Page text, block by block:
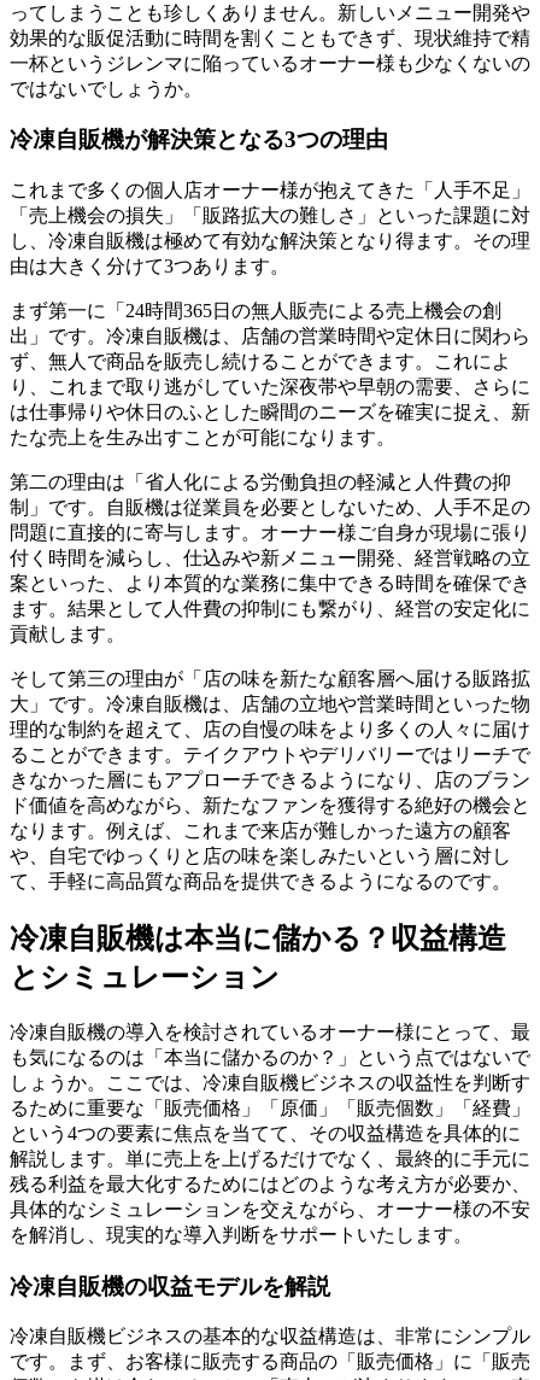
ってしまうことも珍しくありません。新しいメニュー開発や
効果的な販促活動に時間を割くこともできず、現状維持で精
一杯というジレンマに陥っているオーナー様も少なくないの
ではないでしょうか。
冷凍自販機が解決策となる3つの理由
これまで多くの個人店オーナー様が抱えてきた「人手不足」
「売上機会の損失」「販路拡大の難しさ」といった課題に対
し、冷凍自販機は極めて有効な解決策となり得ます。その理
由は大きく分けて3つあります。
まず第一に「24時間365日の無人販売による売上機会の創
出」です。冷凍自販機は、店舗の営業時間や定休日に関わら
ず、無人で商品を販売し続けることができます。これによ
り、これまで取り逃がしていた深夜帯や早朝の需要、さらに
は仕事帰りや休日のふとした瞬間のニーズを確実に捉え、新
たな売上を生み出すことが可能になります。
第二の理由は「省人化による労働負担の軽減と人件費の抑
制」です。自販機は従業員を必要としないため、人手不足の
問題に直接的に寄与します。オーナー様ご自身が現場に張り
付く時間を減らし、仕込みや新メニュー開発、経営戦略の立
案といった、より本質的な業務に集中できる時間を確保でき
ます。結果として人件費の抑制にも繋がり、経営の安定化に
貢献します。
そして第三の理由が「店の味を新たな顧客層へ届ける販路拡
大」です。冷凍自販機は、店舗の立地や営業時間といった物
理的な制約を超えて、店の自慢の味をより多くの人々に届け
ることができます。テイクアウトやデリバリーではリーチで
きなかった層にもアプローチできるようになり、店のブラン
ド価値を高めながら、新たなファンを獲得する絶好の機会と
なります。例えば、これまで来店が難しかった遠方の顧客
や、自宅でゆっくりと店の味を楽しみたいという層に対し
て、手軽に高品質な商品を提供できるようになるのです。
冷凍自販機は本当に儲かる？収益構造
とシミュレーション
冷凍自販機の導入を検討されているオーナー様にとって、最
も気になるのは「本当に儲かるのか？」という点ではないで
しょうか。ここでは、冷凍自販機ビジネスの収益性を判断す
るために重要な「販売価格」「原価」「販売個数」「経費」
という4つの要素に焦点を当てて、その収益構造を具体的に
解説します。単に売上を上げるだけでなく、最終的に手元に
残る利益を最大化するためにはどのような考え方が必要か、
具体的なシミュレーションを交えながら、オーナー様の不安
を解消し、現実的な導入判断をサポートいたします。
冷凍自販機の収益モデルを解説
冷凍自販機ビジネスの基本的な収益構造は、非常にシンプル
です。まず、お客様に販売する商品の「販売価格」に「販売